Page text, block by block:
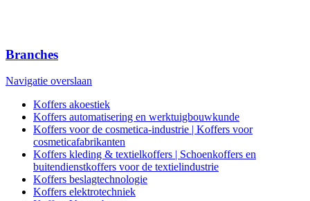
Branches
Navigatie overslaan
Koffers akoestiek
Koffers automatisering en werktuigbouwkunde
Koffers voor de cosmetica-industrie | Koffers voor
cosmeticafabrikanten
Koffers kleding & textielkoffers | Schoenkoffers en
buitendienstkoffers voor de textielindustrie
Koffers beslagtechnologie
Koffers elektrotechniek